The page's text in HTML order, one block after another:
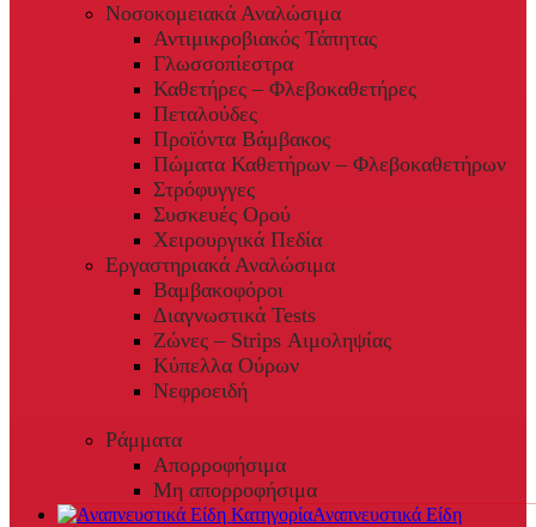
Νοσοκομειακά Αναλώσιμα
Αντιμικροβιακός Τάπητας
Γλωσσοπίεστρα
Καθετήρες – Φλεβοκαθετήρες
Πεταλούδες
Προϊόντα Βάμβακος
Πώματα Καθετήρων – Φλεβοκαθετήρων
Στρόφυγγες
Συσκευές Ορού
Χειρουργικά Πεδία
Εργαστηριακά Αναλώσιμα
Βαμβακοφόροι
Διαγνωστικά Tests
Ζώνες – Strips Αιμοληψίας
Κύπελλα Ούρων
Νεφροειδή
Ράμματα
Απορροφήσιμα
Μη απορροφήσιμα
Αναπνευστικά Είδη